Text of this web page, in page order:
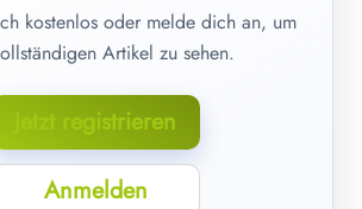
kostenlos oder melde dich an, um
Artikel zu sehen.
Jetzt registrieren
Anmelden